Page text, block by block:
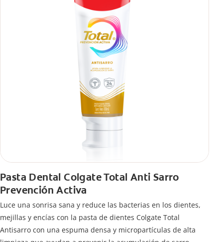
Pasta Dental Colgate Total Anti Sarro
Prevención Activa
Luce una sonrisa sana y reduce las bacterias en los dientes,
mejillas y encías con la pasta de dientes Colgate Total
Antisarro con una espuma densa y micropartículas de alta